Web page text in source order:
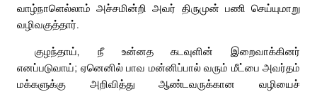
வாழ்நாளெல்லாம் அச்சமின்றி அவர் திருமுன் பணி செய்யுமாறு
வழிவகுத்தார்.
குழந்தாய், நீ உன்னத கடவுளின் இறைவாக்கினர்
எனப்படுவாய்; ஏனெனில் பாவ மன்னிப்பால் வரும் மீட்பை அவர்தம்
மக்களுக்கு அறிவித்து ஆண்டவருக்கான வழியைச்